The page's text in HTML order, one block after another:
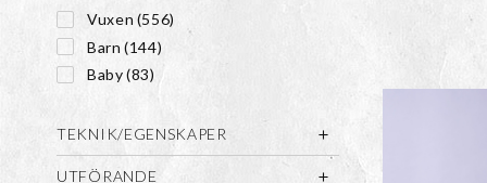
Vuxen (556)
Barn (144)
Baby(83)
TEKNIK/EGENSKAPER
UTFÖRANDE